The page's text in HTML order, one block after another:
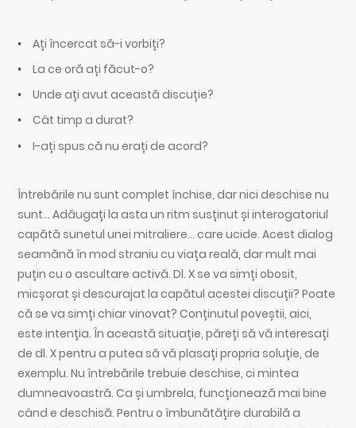
Ați încercat să-i vorbiți?
La ce oră ați făcut-o?
Unde ați avut această discuție?
Cât timp a durat?
I-ați spus că nu erați de acord?
Întrebările nu sunt complet închise, dar nici deschise nu
sunt… Adăugați la asta un ritm susținut și interogatoriul
capătă sunetul unei mitraliere… care ucide. Acest dialog
seamănă în mod straniu cu viața reală, dar mult mai
puțin cu o ascultare activă. Dl. X se va simți obosit,
micșorat și descurajat la capătul acestei discuții? Poate
că se va simți chiar vinovat? Conținutul poveștii, aici,
este intenția. În această situație, păreți să vă interesați
de dl. X pentru a putea să vă plasați propria soluție, de
exemplu. Nu întrebările trebuie deschise, ci mintea
dumneavoastră. Ca și umbrela, funcționează mai bine
când e deschisă. Pentru o îmbunătățire durabilă a